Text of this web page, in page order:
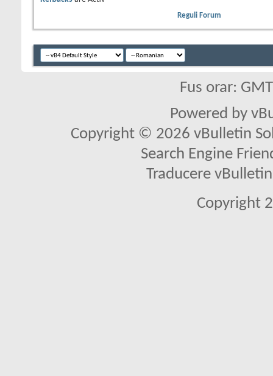
Reguli Forum
Fus orar:
Powered by
Copyright © 2026 vBulletin
Search Engine
Traducere
Copyright